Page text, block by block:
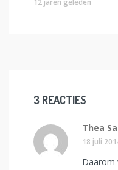
3 REACTIES
Thea
18 juli
Daarom